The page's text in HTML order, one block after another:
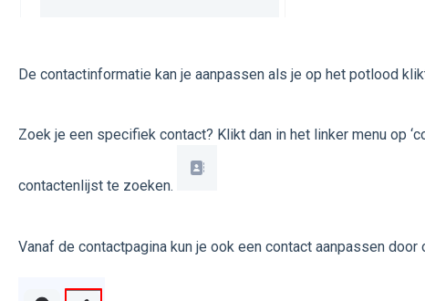
De contactinformatie kan je aanpassen als je op het potlood
Zoek je een specifiek contact? Klikt dan in het linker menu op
contactenlijst te zoeken.
Vanaf de contactpagina kun je ook een contact aanpassen